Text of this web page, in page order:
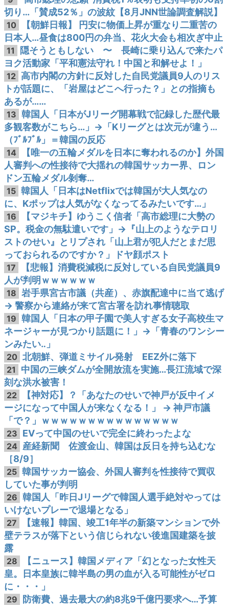
切り…「賛成52％」の波紋【8月JNN世論調査解説】
10
【朝鮮日報】 円安に物価上昇が重なり二重苦の
日本人…昼食は800円の弁当、花火大会も相次ぎ中止
11
隠そうともしない 〜 長崎に乗り込んで来たパ
ヨク活動家「平和憲法守れ！中国と和解せよ！」
12 高市内閣の方針に反対した自民党議員9人のリス
トが話題に、「岩屋はどこへ行った？」との指摘も
あるが……
13 韓国人「日本がJリーグ開幕戦で記録した歴代最
多観客数がこちら…」→「Kリーグとは次元が違う…
（ﾌﾞﾙﾌﾞﾙ」＝韓国の反応
14
【唯一の五輪メダルを日本に奪われるのか】外国
人審判への性接待で大揺れの韓国サッカー界、ロン
ドン五輪メダル剝奪…
15 韓国人「日本はNetflixでは韓国が大人気なの
に、Kポップは人気がなくなってるみたいです…」
16
【マジキチ】ゆうこく信者「高市総理に大勢の
SP。税金の無駄遣いです」→『山上のようなテロリ
ストのせい』とリプされ「山上君が犯人だとまだ思
っておられるのですか？」ドヤ顔ポスト
17
【悲報】消費税減税に反対している自民党議員9
人が判明ｗｗｗｗｗｗ
18 岩手県宮古市議（共産）、赤旗配達中に当て逃げ
→ 警察から連絡が来て宮古署を訪れ事情聴取
19 韓国人「日本の甲子園で美人すぎる女子高校生マ
ネージャーが見つかり話題に！」→「青春のワンシー
ンみたい‥」
20 北朝鮮、弾道ミサイル発射 EEZ外に落下
21
中国の三峡ダムが全開放流を実施…長江流域で深
刻な洪水被害！
22
【神対応】？「あなたのせいで神戸が反中イメ
ージになって中国人が来なくなる！」 → 神戸市議
「で？」ｗｗｗｗｗｗｗｗｗｗｗｗｗｗｗ
23 EVって中国のせいで完全に終わったよな
24 産経新聞 佐渡金山、韓国は反日を持ち込むな
［8/9］
25 韓国サッカー協会、外国人審判を性接待で買収
していた事が判明
26 韓国人「昨日Jリーグで韓国人選手絶対やっては
いけないプレーで退場となる」
27
【速報】韓国、竣工1年半の新築マンションで外
壁テラスが落下という信じられない後進国建築を披
露
28
【ニュース】韓国メディア「幻となった女性天
皇。日本皇族に韓半島の男の血が入る可能性がゼロ
に・・・」
29
防衛費、過去最大の約8兆9千億円要求へ…予算